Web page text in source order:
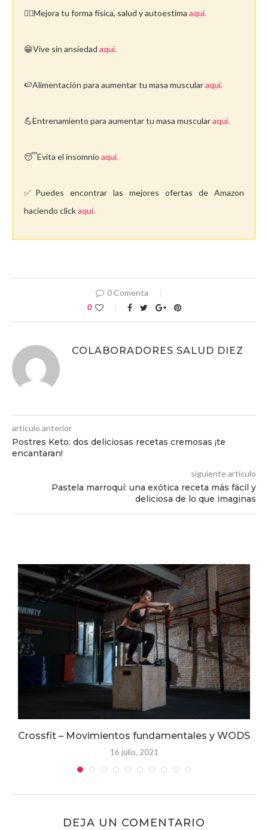
🤸‍♀️Mejora tu forma física, salud y autoestima aquí.
😁Vive sin ansiedad aquí.
🍉Alimentación para aumentar tu masa muscularaquí.
💪Entrenamiento para aumentar tu masa muscularaquí.
😴Evita el insomnio aquí.
✅Puedes encontrar las mejores ofertas de Amazon
haciendo clickaquí.
0 Comenta
0
COLABORADORES SALUD DIEZ
artículo anterior
Postres Keto: dos deliciosas recetas cremosas ¡te
encantaran!
siguiente artículo
Pastela marroquí: una exótica receta más fácil y
deliciosa de lo que imaginas
Crossfit – Movimientos fundamentales y WODS
16 julio, 2021
DEJA UN COMENTARIO